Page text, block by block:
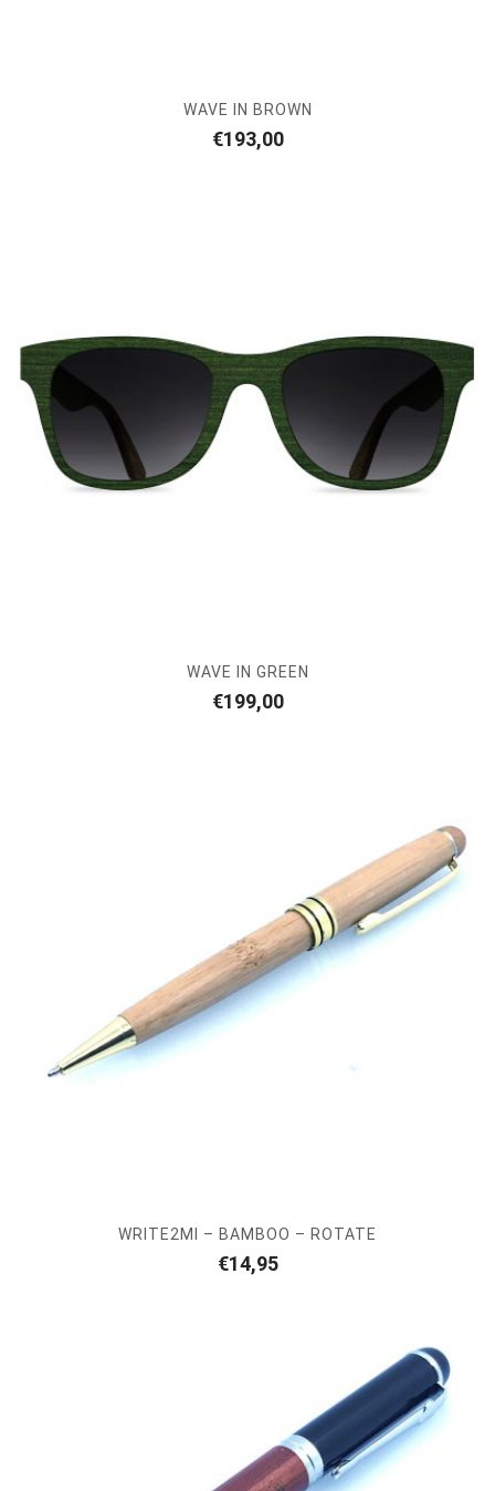
WAVE IN BROWN
€193,00
WAVE IN GREEN
€199,00
WRITE2MI – BAMBOO – ROTATE
€14,95